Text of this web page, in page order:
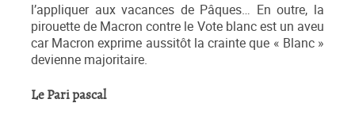
l’appliquer aux vacances de Pâques… En outre, la
pirouette de Macron contre le Vote blanc est un aveu
car Macron exprime aussitôt la crainte que « Blanc »
devienne majoritaire.
Le Pari pascal